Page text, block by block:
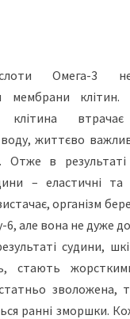
Омега-3
мембрани клітин.
клітина
життєво
Отже в
– еластичні
організм
6, але вона не дуже
судини,
стають
зволожена,
ранні зморшки.